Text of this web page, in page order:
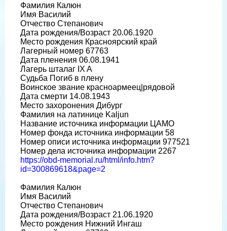
Фамилия Калюн
Имя Василий
Отчество Степанович
Дата рождения/Возраст 20.06.1920
Место рождения Красноярский край
Лагерный номер 67763
Дата пленения 06.08.1941
Лагерь шталаг IX A
Судьба Погиб в плену
Воинское звание красноармеец|рядовой
Дата смерти 14.08.1943
Место захоронения Дибург
Фамилия на латинице Kaljun
Название источника информации ЦАМО
Номер фонда источника информации 58
Номер описи источника информации 977521
Номер дела источника информации 2267
https://obd-memorial.ru/html/info.htm?
id=300869618&page=2
Фамилия Калюн
Имя Василий
Отчество Степанович
Дата рождения/Возраст 21.06.1920
Место рождения Нижний Ингаш